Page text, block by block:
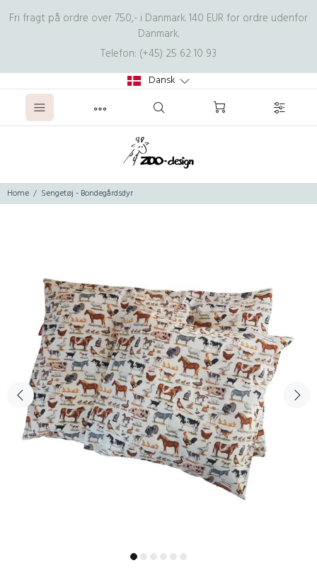
Fri fragt på ordre over 750,- i Danmark. 140 EUR for ordre udenfor
Danmark.
Telefon: (+45) 25 62 10 93
Dansk
Home Sengetøj - Bondegårdsdyr